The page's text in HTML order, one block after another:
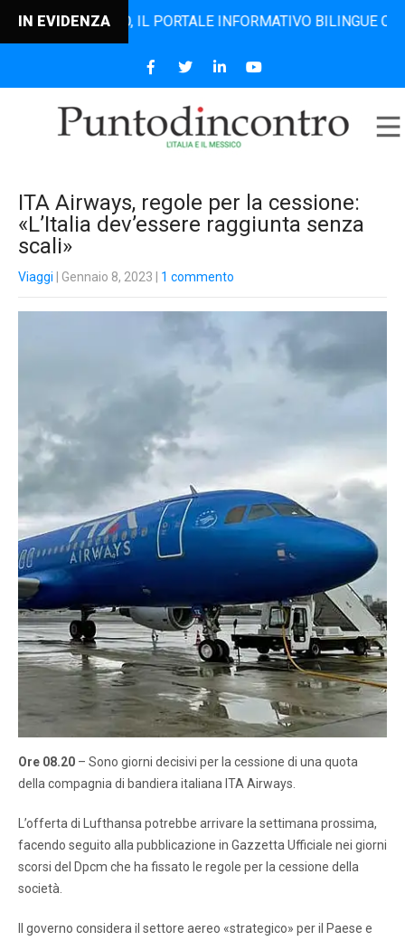
IN EVIDENZAIL PORTALE INFORMATIVO BILINGUE CHE
ITA Airways, regole per la cessione:
«L’Italia dev’essere raggiunta senza
scali»
Viaggi | Gennaio 8, 2023 1 commento
Ore 08.20 – Sono giorni decisivi per la cessione di una quota
della compagnia di bandiera italiana ITA Airways.
L’offerta di Lufthansa potrebbe arrivare la settimana prossima,
facendo seguito alla pubblicazione in Gazzetta Ufficiale nei giorni
scorsi del Dpcm che ha fissato le regole per la cessione della
società.
Il governo considera il settore aereo «strategico» per il Paese e